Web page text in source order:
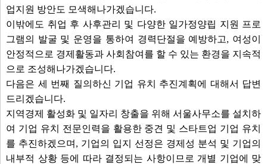
업지원 방안도 모색해나가겠습니다.
이밖에도 취업 후 사후관리 및 다양한 일가정양립 지원 프로
그램의 발굴 및 운영을 통하여 경력단절을 예방하고, 여성이
안정적으로 경제활동과 사회참여를 할 수 있는 환경을 지속적
으로 조성해나가겠습니다.
다음은 세 번째 질의하신 기업 유치 추진계획에 대해서 답변
드리겠습니다.
지역경제 활성화 및 일자리 창출을 위해 서울사무소를 설치하
여 기업 유치 전문인력을 활용한 중견 및 스타트업 기업 유치
를 추진하겠으며, 기업의 입지 선정은 경제성 분석 및 기업의
내부적 상황 등에 따라 결정되는 사항이므로 개별 기업에 맞